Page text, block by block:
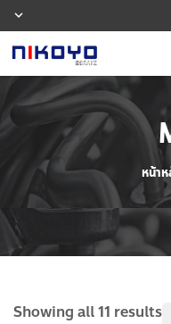
หน้า
Showing all 11 results